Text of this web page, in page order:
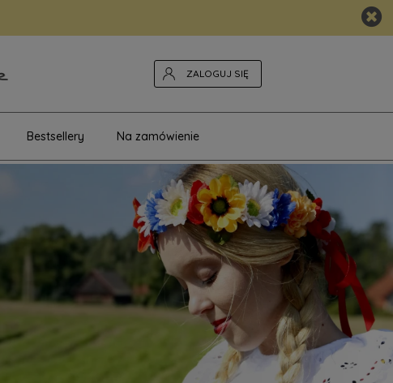
ZALOGUJ SIĘ
Bestsellery Na zamówienie